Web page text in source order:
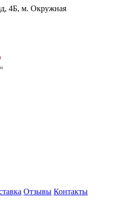
4Б, м. Окружная
Отзывы Контакты